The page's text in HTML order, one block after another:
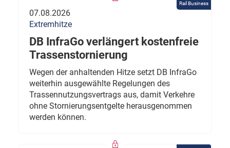
Rail Business
07.08.2026
Extremhitze
DB InfraGo verlängert kostenfreie
Trassenstornierung
Wegen der anhaltenden Hitze setzt DB InfraGo
weiterhin ausgewählte Regelungen des
Trassennutzungsvertrags aus, damit Verkehre
ohne Stornierungsentgelte herausgenommen
werden können.